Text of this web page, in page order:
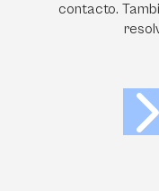
contacto.